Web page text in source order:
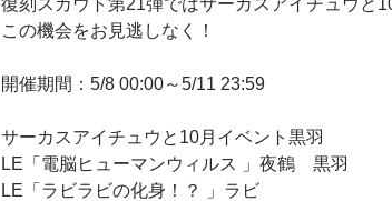
復刻スカウト第21弾ではサーカスアイチュウと
この機会をお見逃しなく！
開催期間：5/8 00:00～5/11 23:59
サーカスアイチュウと10月イベント黒羽
LE「電脳ヒューマンウィルス 」夜鶴 黒羽
LE「ラビラビの化身！？ 」ラビ